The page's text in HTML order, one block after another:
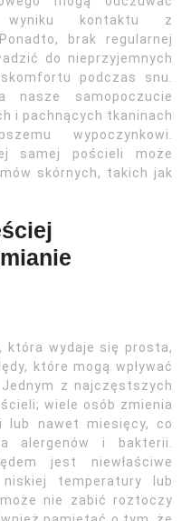
kontaktu z
brak regularnej
do nieprzyjemnych
podczas snu.
nasze samopoczucie
i pachnących tkaninach
wypoczynkowi.
samej pościeli może
skórnych, takich jak
która wydaje się prosta,
które mogą wpływać
z najczęstszych
wiele osób zmienia
nawet miesięcy, co
alergenów i bakterii.
jest niewłaściwe
temperatury lub
nie zabić roztoczy